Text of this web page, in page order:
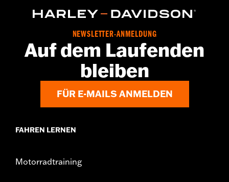
NEWSLETTER-ANMELDUNG
Auf dem Laufenden
bleiben
FÜR E-MAILS ANMELDEN
FAHREN LERNEN
Motorradtraining